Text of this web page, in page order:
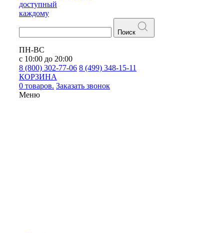
доступный
каждому
Поиск
ПН-ВС
с 10:00 до 20:00
8 (800) 302-77-06 8 (499) 348-15-11
КОРЗИНА
0 товаров. Заказать звонок
Меню